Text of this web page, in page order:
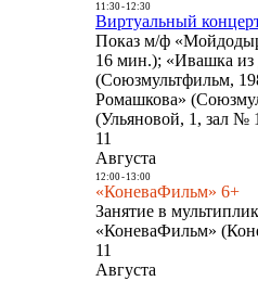
11:30- 12:30
Виртуальный
Показ м/ф
16 мин.); «Ивашка из
(Союзмультфильм,
Ромашкова»
(Ульяновой, 1, зал №
11
Августа
12:00- 13:00
«КоневаФильм» 6+
Занятие в
«КоневаФильм»
11
Августа